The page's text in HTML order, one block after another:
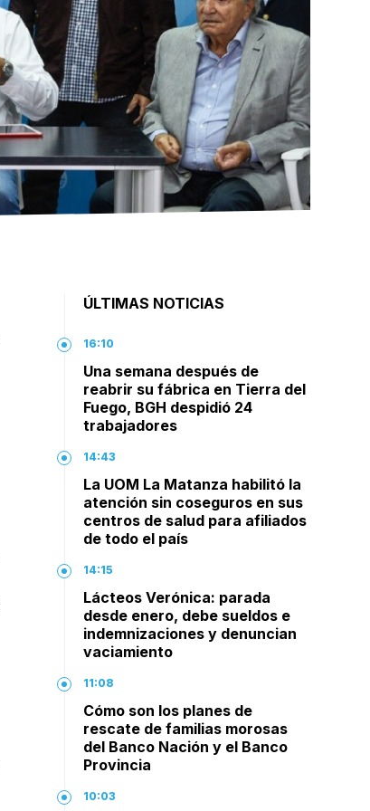
ÚLTIMAS NOTICIAS
16:10
Una semana después de
reabrir su fábrica en Tierra del
Fuego, BGH despidió 24
trabajadores
14:43
La UOM La Matanza habilitó la
atención sin coseguros en sus
centros de salud para afiliados
de todo el país
14:15
Lácteos Verónica: parada
desde enero, debe sueldos e
indemnizaciones y denuncian
vaciamiento
11:08
Cómo son los planes de
rescate de familias morosas
del Banco Nación y el Banco
Provincia
10:03